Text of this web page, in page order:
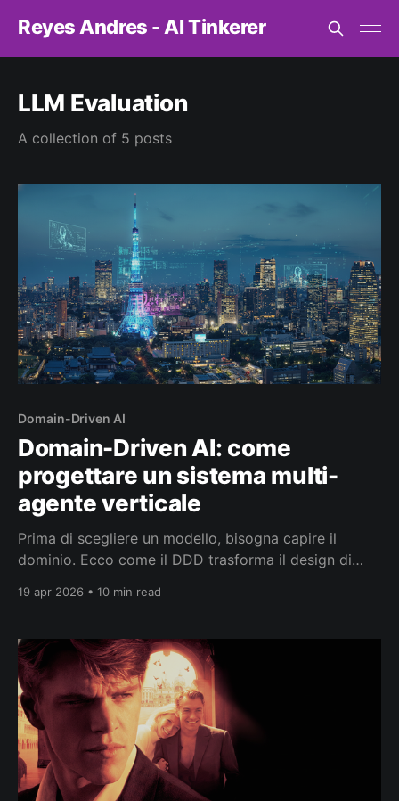
Reyes Andres - AI Tinkerer
LLM Evaluation
A collection of 5 posts
Domain-Driven AI
Domain-Driven AI: come
progettare un sistema multi-
agente verticale
Prima di scegliere un modello, bisogna capire il
dominio. Ecco come il DDD trasforma il design di
19 apr 2026 • 10 min read